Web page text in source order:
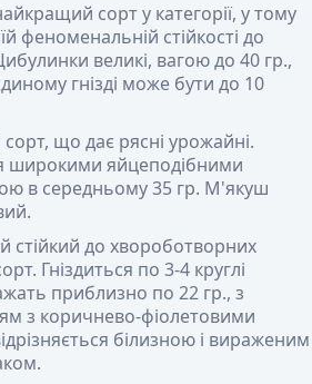
сорт у категорії, у тому
феноменальній стійкості до
великі, вагою до 40 гр.,
гнізді може бути до 10
що дає рясні урожайні.
широкими яйцеподібними
в середньому 35 гр. М'якуш
стійкий до хвороботворних
Гніздиться по 3-4 круглі
приблизно по 22 гр., з
з коричнево-фіолетовими
білизною і вираженим